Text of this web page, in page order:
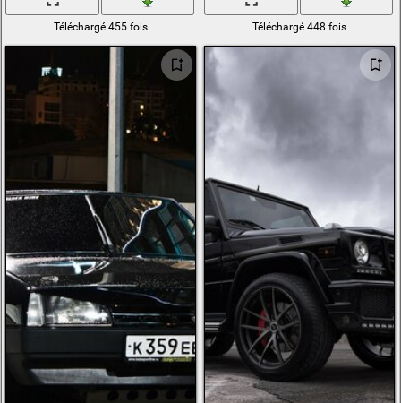
Téléchargé 455 fois Téléchargé 448 fois